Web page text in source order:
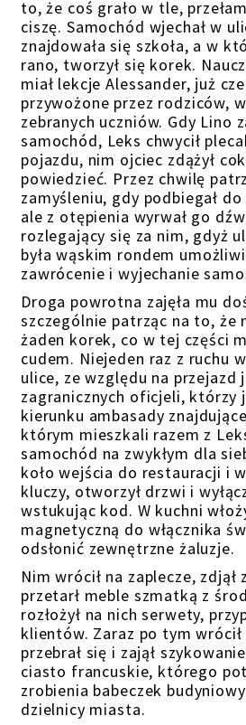
to, że coś grało w tle,
ciszę. Samochód wjechał w
znajdowała się szkoła, a w
rano, tworzył się korek.
miał lekcje Alessander, już
przywożone przez rodziców,
zebranych uczniów. Gdy Lino
samochód, Leks chwycił
pojazdu, nim ojciec zdążył
powiedzieć. Przez chwilę
zamyśleniu, gdy podbiegał
ale z otępienia wyrwał go
rozlegający się za nim, gdyż
była wąskim rondem
zawrócenie i wyjechanie
Droga powrotna zajęła mu
szczególnie patrząc na to, że
żaden korek, co w tej części
cudem. Niejeden raz z ruchu
ulice, ze względu na przejazd
zagranicznych oficjeli, którzy
kierunku ambasady
którym mieszkali razem z
samochód na zwykłym dla
koło wejścia do restauracji i
kluczy, otworzył drzwi i
wstukując kod. W kuchni
magnetyczną do włącznika
odsłonić zewnętrzne żaluzje.
Nim wrócił na zaplecze, zdjął
przetarł meble szmatką z
rozłożył na nichserwety,
klientów. Zaraz po tym
przebrał się i zajął
ciasto francuskie, którego
zrobienia babeczek
dzielnicy miasta.